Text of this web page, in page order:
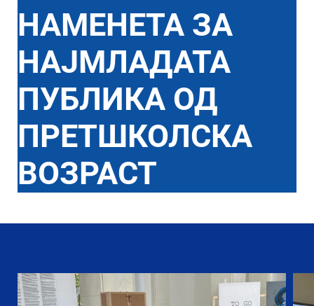
НАМЕНЕТА ЗА
НАЈМЛАДАТА
ПУБЛИКА ОД
ПРЕТШКОЛСКА
ВОЗРАСТ